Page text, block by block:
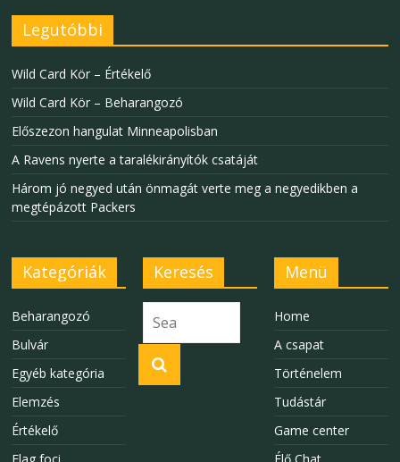
Legutóbbi
Wild Card Kör – Értékelő
Wild Card Kör – Beharangozó
Előszezon hangulat Minneapolisban
A Ravens nyerte a taralékirányítók csatáját
Három jó negyed után önmagát verte meg a negyedikben a
megtépázott Packers
Kategóriák
Beharangozó
Bulvár
Egyéb kategória
Elemzés
Értékelő
Keresés Menü
Home
A csapat
Történelem
Tudástár
Game center